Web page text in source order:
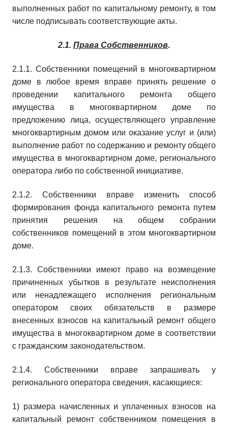
выполненных работ по капитальному ремонту, в том
числе подписывать соответствующие акты.
2.1. Права Собственников.
2.1.1. Собственники помещений в многоквартирном
доме в любое время вправе принять решение о
проведении капитального ремонта общего
имущества в многоквартирном доме по
предложению лица, осуществляющего управление
многоквартирным домом или оказание услуг и (или)
выполнение работ по содержанию и ремонту общего
имущества в многоквартирном доме, регионального
оператора либо по собственной инициативе.
2.1.2. Собственники вправе изменить способ
формирования фонда капитального ремонта путем
принятия решения на общем собрании
собственников помещений в этом многоквартирном
доме.
2.1.3. Собственники имеют право на возмещение
причиненных убытков в результате неисполнения
или ненадлежащего исполнения региональным
оператором своих обязательств в размере
внесенных взносов на капитальный ремонт общего
имущества в многоквартирном доме в соответствии
с гражданским законодательством.
2.1.4. Собственники вправе запрашивать у
регионального оператора сведения, касающиеся:
1) размера начисленных и уплаченных взносов на
капитальный ремонт собственником помещения в